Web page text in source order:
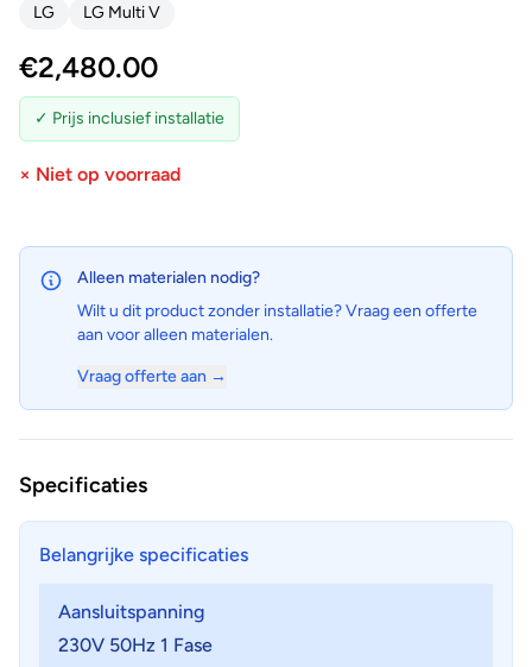
LG LG Multi V
€2,480.00
✓ Prijs inclusief installatie
× Niet op voorraad
Alleen materialen nodig?
Wilt u dit product zonder installatie? Vraag een offerte
aan voor alleen materialen.
Vraag offerte aan →
Specificaties
Belangrijke specificaties
Aansluitspanning
230V 50Hz 1 Fase